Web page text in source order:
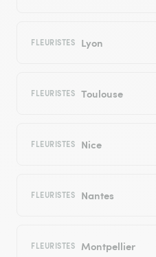
FLEURISTES Lyon
FLEURISTES Toulouse
FLEURISTES Nice
FLEURISTES Nantes
FLEURISTES Montpellier